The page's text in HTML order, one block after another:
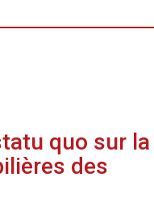
quo sur la
des